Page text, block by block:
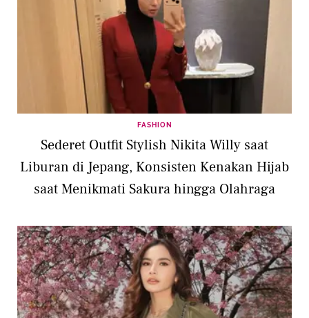
FASHION
Sederet Outfit Stylish Nikita Willy saat
Liburan di Jepang, Konsisten Kenakan Hijab
saat Menikmati Sakura hingga Olahraga